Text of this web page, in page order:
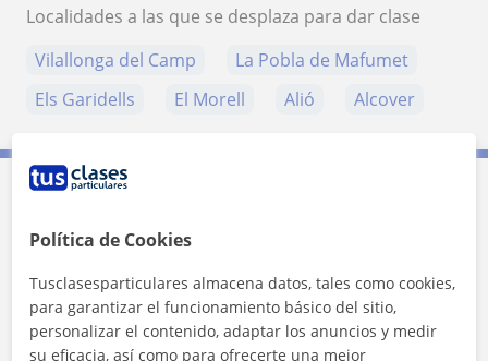
Localidades a las que se desplaza para dar clase
Vilallonga del Camp
La Pobla de Mafumet
Els Garidells
El Morell Alió Alcover
Tarifa 15€/h
1ª clase gratis
Política de Cookies
Tusclasesparticulares almacena datos, tales como cookies,
para garantizar el funcionamiento básico del sitio,
personalizar el contenido, adaptar los anuncios y medir
su eficacia, así como para ofrecerte una mejor